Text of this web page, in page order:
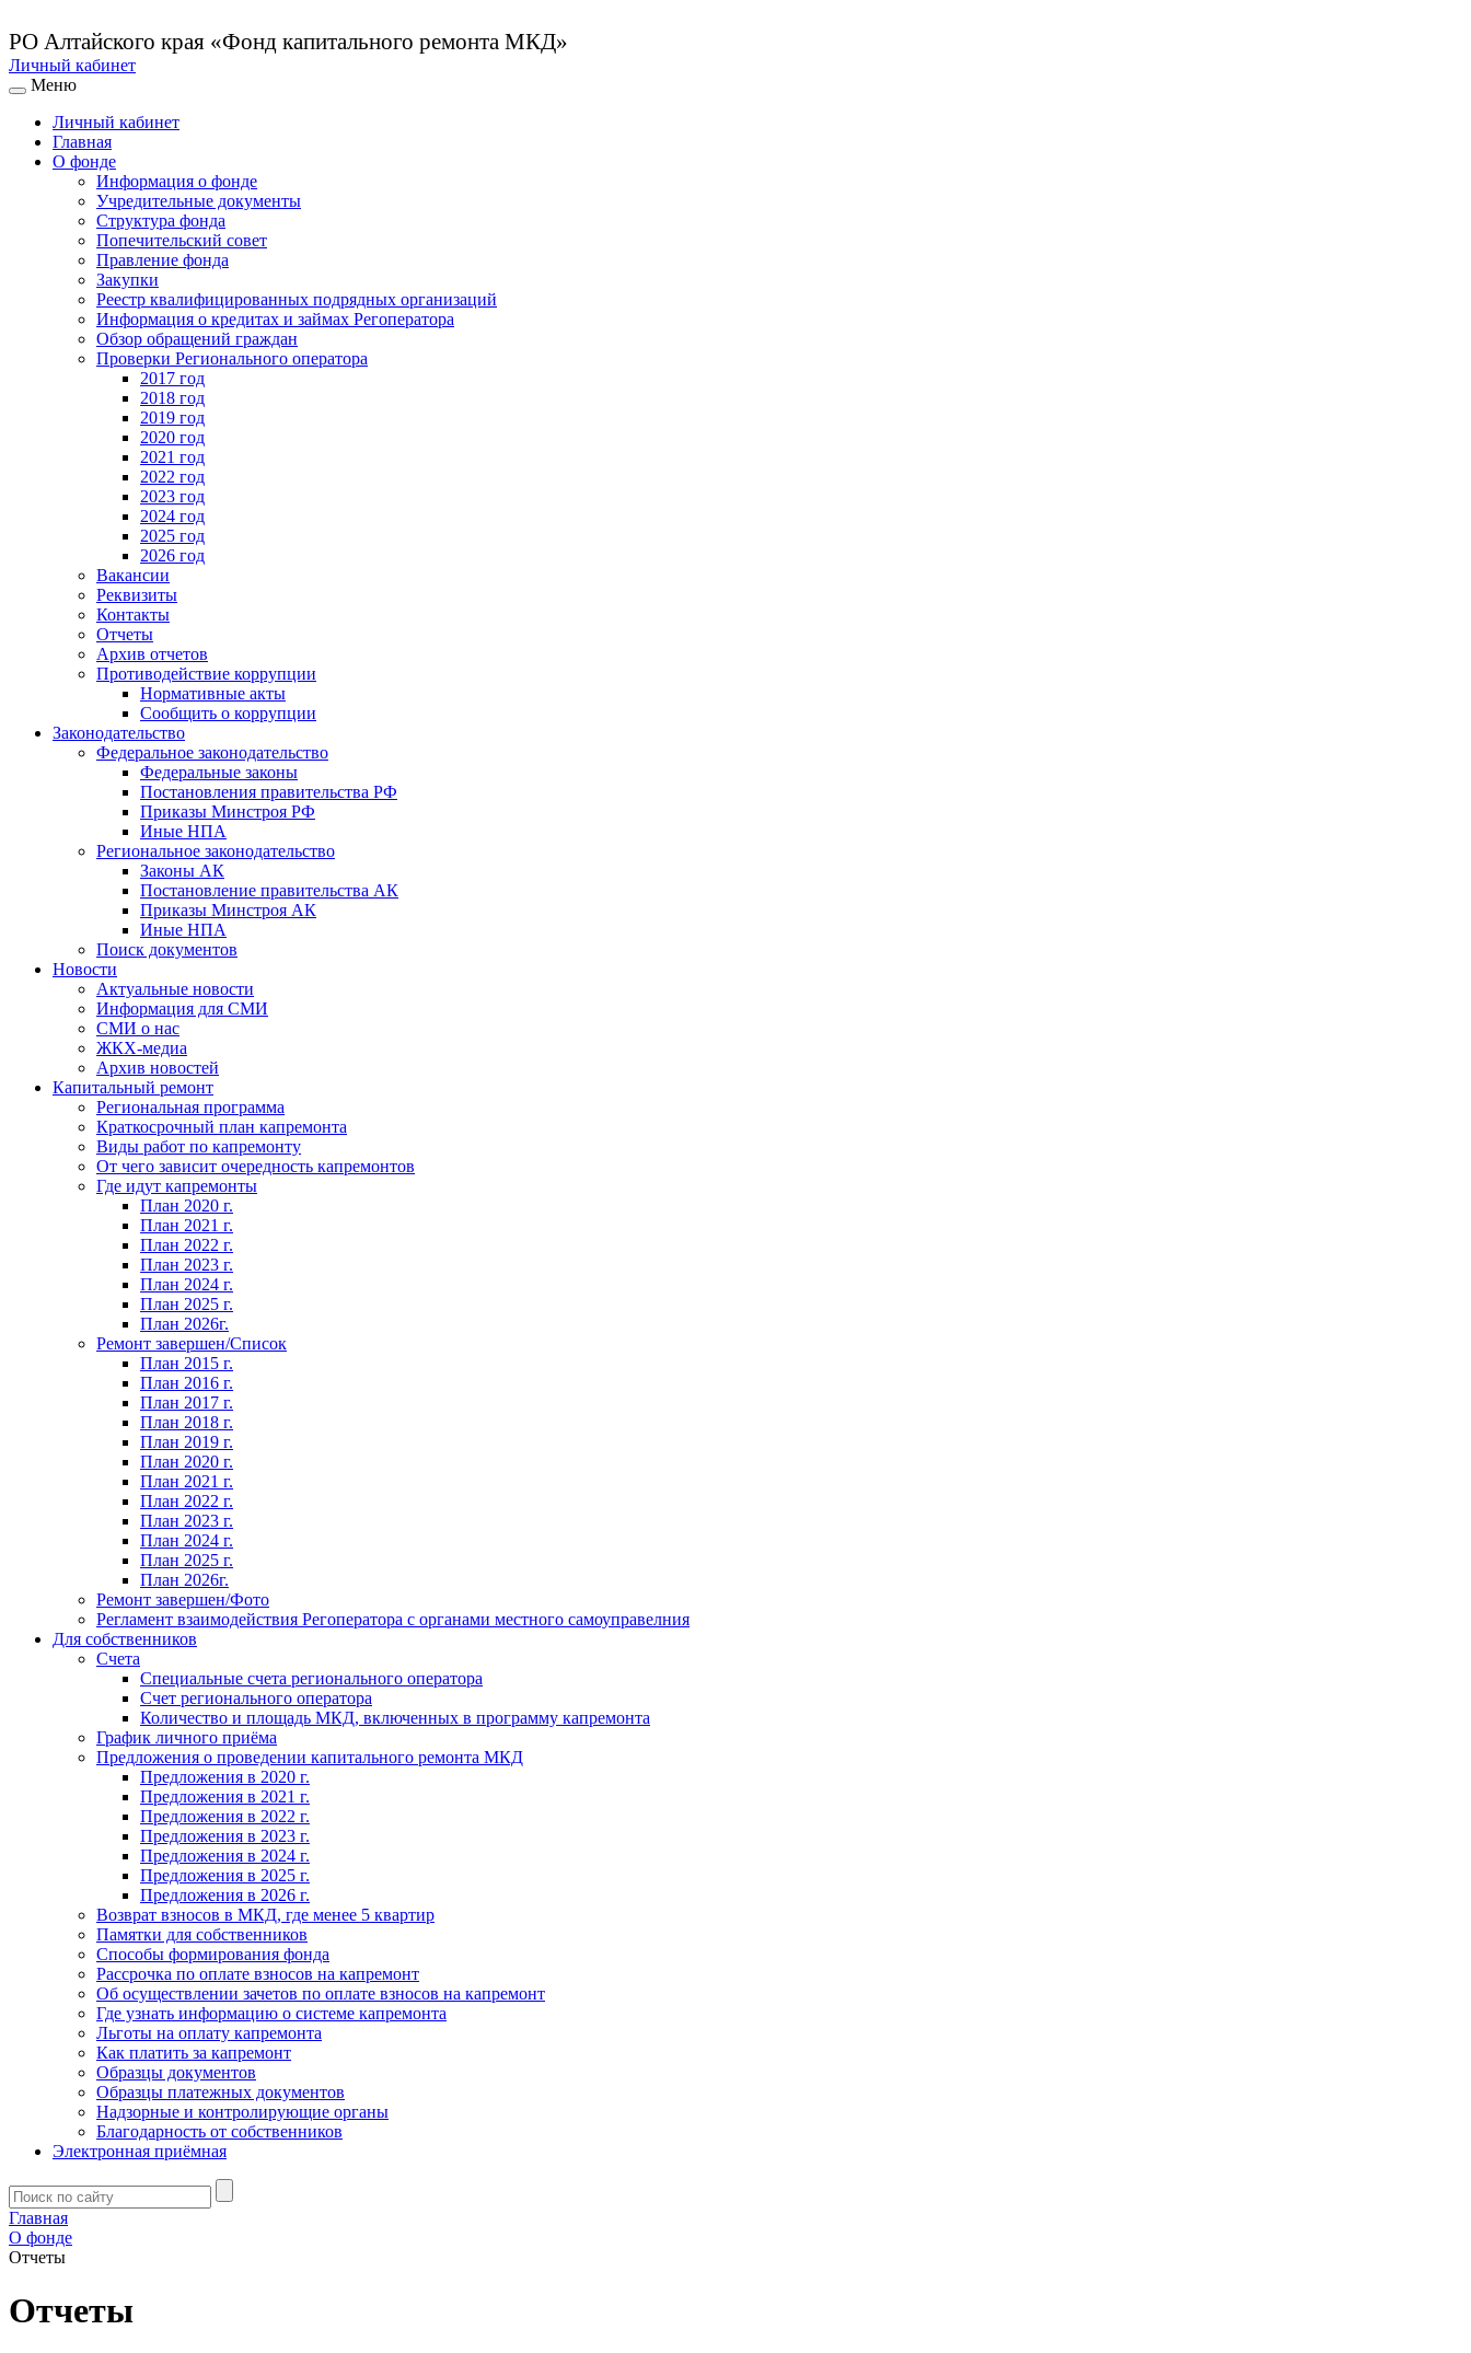
РО Алтайского края «Фонд капитального ремонта МКД»
Личный кабинет
Меню
Личный кабинет
Главная
О фонде
Информация о фонде
Учредительные документы
Структура фонда
Попечительский совет
Правление фонда
Закупки
Реестр квалифицированных подрядных организаций
Информация о кредитах и займах Регоператора
Обзор обращений граждан
Проверки Регионального оператора
2017 год
2018 год
2019 год
2020 год
2021 год
2022 год
2023 год
2024 год
2025 год
2026 год
Вакансии
Реквизиты
Контакты
Отчеты
Архив отчетов
Противодействие коррупции
Нормативные акты
Сообщить о коррупции
Законодательство
Федеральное законодательство
Федеральные законы
Постановления правительства РФ
Приказы Минстроя РФ
Иные НПА
Региональное законодательство
Законы АК
Постановление правительства АК
Приказы Минстроя АК
Иные НПА
Поиск документов
Новости
Актуальные новости
Информация для СМИ
СМИ о нас
ЖКХ-медиа
Архив новостей
Капитальный ремонт
Региональная программа
Краткосрочный план капремонта
Виды работ по капремонту
От чего зависит очередность капремонтов
Где идут капремонты
План 2020 г.
План 2021 г.
План 2022 г.
План 2023 г.
План 2024 г.
План 2025 г.
План 2026г.
Ремонт завершен/Список
План 2015 г.
План 2016 г.
План 2017 г.
План 2018 г.
План 2019 г.
План 2020 г.
План 2021 г.
План 2022 г.
План 2023 г.
План 2024 г.
План 2025 г.
План 2026г.
Ремонт завершен/Фото
Регламент взаимодействия Регоператора с органами местного самоуправелния
Для собственников
Счета
Специальные счета регионального оператора
Счет регионального оператора
Количество и площадь МКД, включенных в программу капремонта
График личного приёма
Предложения о проведении капитального ремонта МКД
Предложения в 2020 г.
Предложения в 2021 г.
Предложения в 2022 г.
Предложения в 2023 г.
Предложения в 2024 г.
Предложения в 2025 г.
Предложения в 2026 г.
Возврат взносов в МКД, где менее 5 квартир
Памятки для собственников
Способы формирования фонда
Рассрочка по оплате взносов на капремонт
Об осуществлении зачетов по оплате взносов на капремонт
Где узнать информацию о системе капремонта
Льготы на оплату капремонта
Как платить за капремонт
Образцы документов
Образцы платежных документов
Надзорные и контролирующие органы
Благодарность от собственников
Электронная приёмная
Главная
О фонде
Отчеты
Отчеты